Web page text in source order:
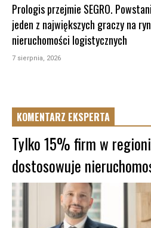
Prologis przejmie SEGRO.
jeden z największych graczy na
nieruchomości logistycznych
7 sierpnia, 2026
KOMENTARZ EKSPERTA
Tylko 15% firm w
dostosowuje